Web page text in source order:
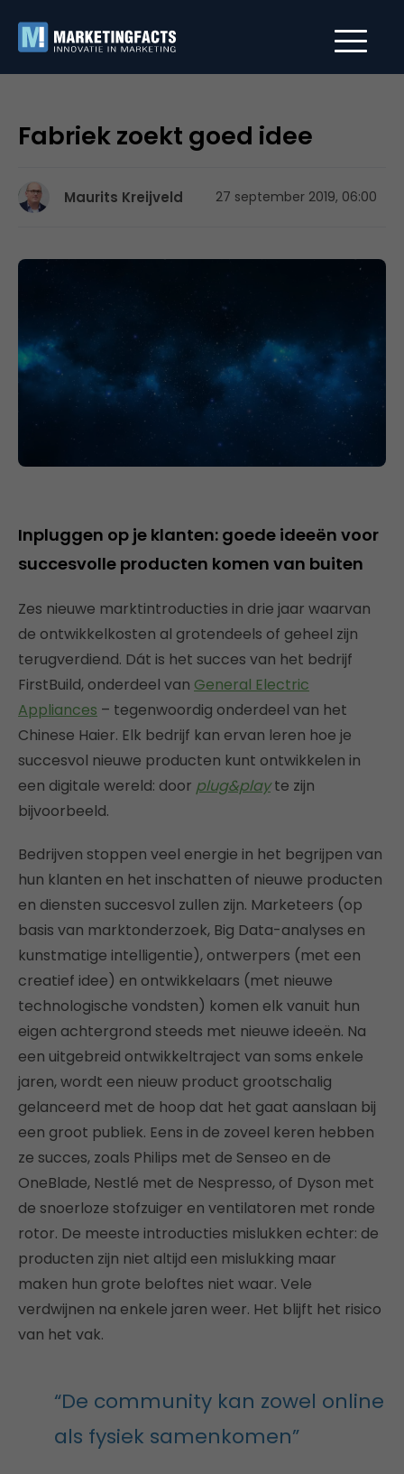
Fabriek zoekt goed idee
Maurits Kreijveld 27 september 2019, 06:00
Inpluggen op je klanten: goede ideeën voor
succesvolle producten komen van buiten
Zes nieuwe marktintroducties in drie jaar waarvan
de ontwikkelkosten al grotendeels of geheel zijn
terugverdiend. Dát is het succes van het bedrijf
FirstBuild, onderdeel van General Electric
Appliances – tegenwoordig onderdeel van het
Chinese Haier. Elk bedrijf kan ervan leren hoe je
succesvol nieuwe producten kunt ontwikkelen in
een digitale wereld: door plug&playte zijn
bijvoorbeeld.
Bedrijven stoppen veel energie in het begrijpen van
hun klanten en het inschatten of nieuwe producten
en diensten succesvol zullen zijn. Marketeers (op
basis van marktonderzoek, Big Data-analyses en
kunstmatige intelligentie), ontwerpers (met een
creatief idee) en ontwikkelaars (met nieuwe
technologische vondsten) komen elk vanuit hun
eigen achtergrond steeds met nieuwe ideeën. Na
een uitgebreid ontwikkeltraject van soms enkele
jaren, wordt een nieuw product grootschalig
gelanceerd met de hoop dat het gaat aanslaan bij
een groot publiek. Eens in de zoveel keren hebben
ze succes, zoals Philips met de Senseo en de
OneBlade, Nestlé met de Nespresso, of Dyson met
de snoerloze stofzuiger en ventilatoren met ronde
rotor. De meeste introducties mislukken echter: de
producten zijn niet altijd een mislukking maar
maken hun grote beloftes niet waar. Vele
verdwijnen na enkele jaren weer. Het blijft het risico
van het vak.
“De community kan zowel online
als fysiek samenkomen”